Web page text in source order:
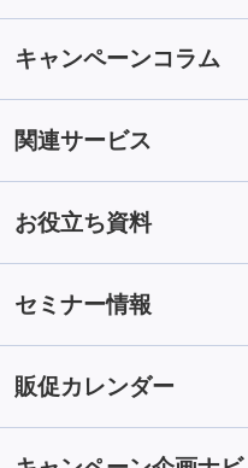
キャンペーンコラム
関連サービス
お役立ち資料
セミナー情報
販促カレンダー